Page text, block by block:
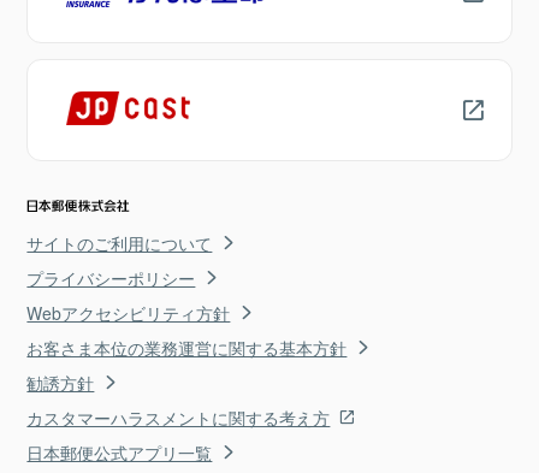
サイトのご利用について
プライバシーポリシー
Webアクセシビリティ方針
お客さま本位の業務運営に関する基本方針
勧誘方針
カスタマーハラスメントに関する考え方
日本郵便公式アプリ一覧